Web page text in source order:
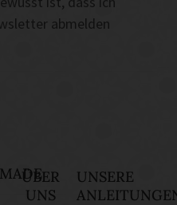
abmelden
ÜBER
UNS
UNSERE